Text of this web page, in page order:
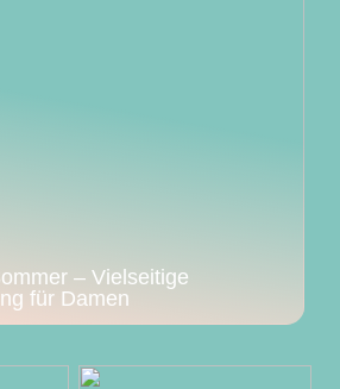
– Vielseitige
für Damen